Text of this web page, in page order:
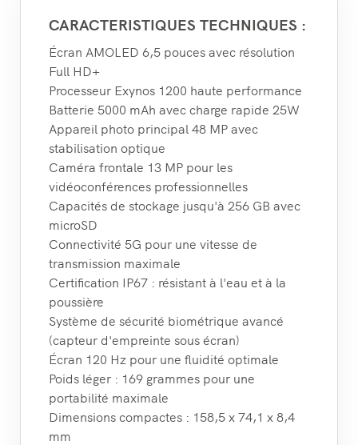
CARACTERISTIQUES TECHNIQUES :
Écran AMOLED 6,5 pouces avec résolution
Full HD+
Processeur Exynos 1200 haute performance
Batterie 5000 mAh avec charge rapide 25W
Appareil photo principal 48 MP avec
stabilisation optique
Caméra frontale 13 MP pour les
vidéoconférences professionnelles
Capacités de stockage jusqu'à 256 GB avec
microSD
Connectivité 5G pour une vitesse de
transmission maximale
Certification IP67 : résistant à l'eau et à la
poussière
Système de sécurité biométrique avancé
(capteur d'empreinte sous écran)
Écran 120 Hz pour une fluidité optimale
Poids léger : 169 grammes pour une
portabilité maximale
Dimensions compactes : 158,5 x 74,1 x 8,4
mm